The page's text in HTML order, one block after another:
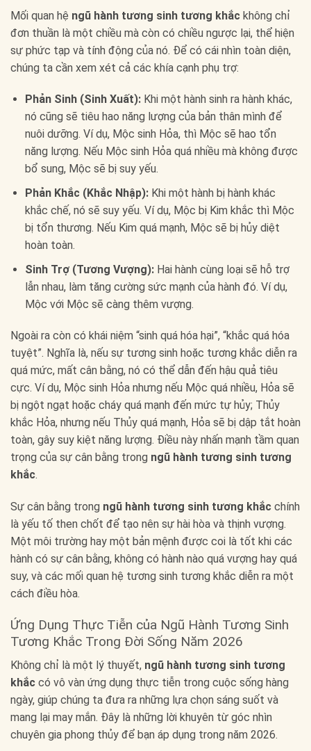
Mối quan hệ ngũ hành tương sinh tương khắc không chỉ
đơn thuần là một chiều mà còn có chiều ngược lại, thể hiện
sự phức tạp và tính động của nó. Để có cái nhìn toàn diện,
chúng ta cần xem xét cả các khía cạnh phụ trợ:
Phản Sinh (Sinh Xuất):Khi một hành sinh ra hành khác,
nó cũng sẽ tiêu hao năng lượng của bản thân mình để
nuôi dưỡng. Ví dụ, Mộc sinh Hỏa, thì Mộc sẽ hao tổn
năng lượng. Nếu Mộc sinh Hỏa quá nhiều mà không được
bổ sung, Mộc sẽ bị suy yếu.
Phản Khắc (Khắc Nhập):Khi một hành bị hành khác
khắc chế, nó sẽ suy yếu. Ví dụ, Mộc bị Kim khắc thì Mộc
bị tổn thương. Nếu Kim quá mạnh, Mộc sẽ bị hủy diệt
hoàn toàn.
Sinh Trợ (Tương Vượng):Hai hành cùng loại sẽ hỗ trợ
lẫn nhau, làm tăng cường sức mạnh của hành đó. Ví dụ,
Mộc với Mộc sẽ càng thêm vượng.
Ngoài ra còn có khái niệm “sinh quá hóa hại”, “khắc quá hóa
tuyệt”. Nghĩa là, nếu sự tương sinh hoặc tương khắc diễn ra
quá mức, mất cân bằng, nó có thể dẫn đến hậu quả tiêu
cực. Ví dụ, Mộc sinh Hỏa nhưng nếu Mộc quá nhiều, Hỏa sẽ
bị ngột ngạt hoặc cháy quá mạnh đến mức tự hủy; Thủy
khắc Hỏa, nhưng nếu Thủy quá mạnh, Hỏa sẽ bị dập tắt hoàn
toàn, gây suy kiệt năng lượng. Điều này nhấn mạnh tầm quan
trọng của sự cân bằng trong ngũ hành tương sinh tương
khắc.
Sự cân bằng trong ngũ hành tương sinh tương khắc chính
là yếu tố then chốt để tạo nên sự hài hòa và thịnh vượng.
Một môi trường hay một bản mệnh được coi là tốt khi các
hành có sự cân bằng, không có hành nào quá vượng hay quá
suy, và các mối quan hệ tương sinh tương khắc diễn ra một
cách điều hòa.
Ứng Dụng Thực Tiễn của Ngũ Hành Tương Sinh
Tương Khắc Trong Đời Sống Năm 2026
Không chỉ là một lý thuyết, ngũ hành tương sinh tương
khắc có vô vàn ứng dụng thực tiễn trong cuộc sống hàng
ngày, giúp chúng ta đưa ra những lựa chọn sáng suốt và
mang lại may mắn. Đây là những lời khuyên từ góc nhìn
chuyên gia phong thủy để bạn áp dụng trong năm 2026.